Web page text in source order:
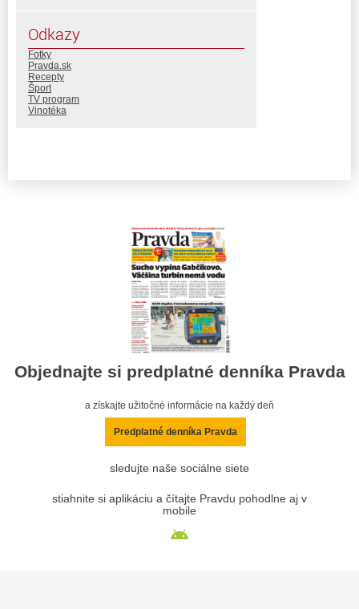
Odkazy
Fotky
Pravda.sk
Recepty
Šport
TV program
Vinotéka
Objednajte si predplatné denníka Pravda
a získajte užitočné informácie na každý deň
Predplatné denníka Pravda
sledujte naše sociálne siete
stiahnite si aplikáciu a čítajte Pravdu pohodlne aj v
mobile